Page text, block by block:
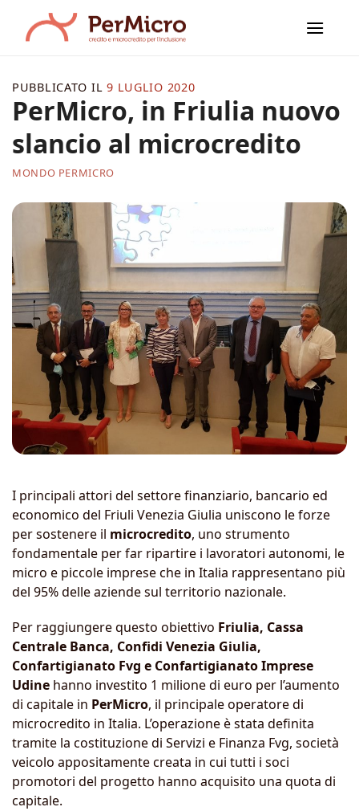
contenuti
MONDO PERMICRO
PerMicro, in Friulia nuovo
slancio al microcredito
PUBBLICATO IL9 LUGLIO 2020
I principali attori del settore finanziario, bancario ed
economico del Friuli Venezia Giulia uniscono le forze
per sostenere il microcredito, uno strumento
fondamentale per far ripartire i lavoratori autonomi, le
micro e piccole imprese che in Italia rappresentano più
del 95% delle aziende sul territorio nazionale.
Per raggiungere questo obiettivo Friulia, Cassa
Centrale Banca, Confidi Venezia Giulia,
Confartigianato Fvg e Confartigianato Imprese
Udine hanno investito 1 milione di euro per l’aumento
di capitale in PerMicro, il principale operatore di
microcredito in Italia. L’operazione è stata definita
tramite la costituzione di Servizi e Finanza Fvg, società
veicolo appositamente creata in cui tutti i soci
promotori del progetto hanno acquisito una quota di
capitale.